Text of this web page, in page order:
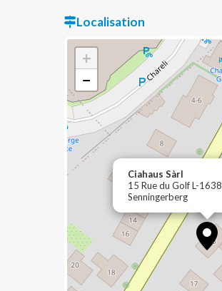
Localisation
Ciahaus Sàrl
15 Rue du Golf L-1638
Senningerberg
+
−